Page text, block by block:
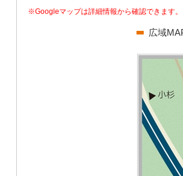
※Googleマップは詳細情報から確認できます。
広域